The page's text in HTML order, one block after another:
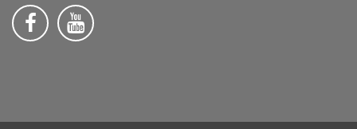
Wir auf Facebook
Wir auf YouTube